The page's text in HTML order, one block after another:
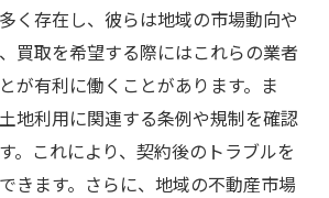
く存在し、彼らは地域の市場動向や
買取を希望する際にはこれらの業者
が有利に働くことがあります。ま
地利用に関連する条例や規制を確認
。これにより、契約後のトラブルを
きます。さらに、地域の不動産市場